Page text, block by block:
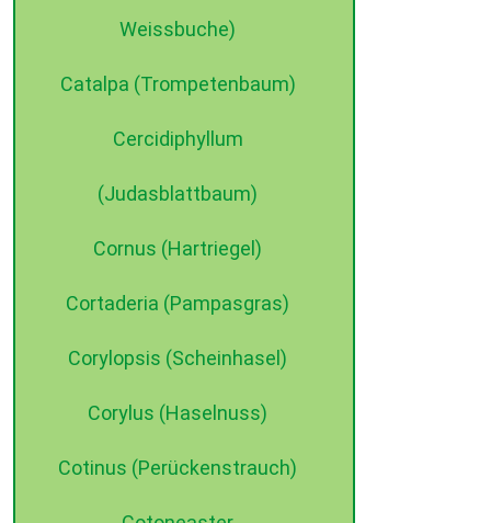
Weissbuche)
Catalpa (Trompetenbaum)
Cercidiphyllum
(Judasblattbaum)
Cornus (Hartriegel)
Cortaderia (Pampasgras)
Corylopsis (Scheinhasel)
Corylus (Haselnuss)
Cotinus (Perückenstrauch)
©2015 dehne internet